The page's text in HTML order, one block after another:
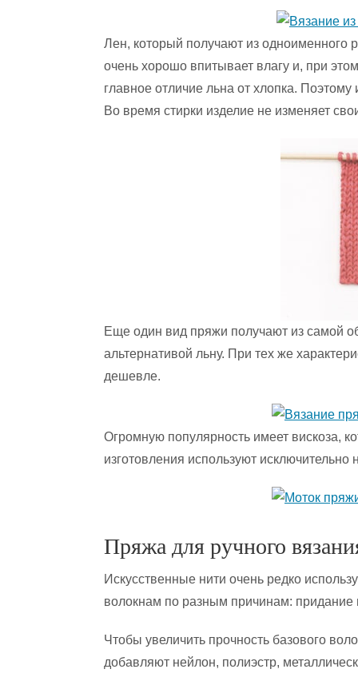
Лен, который получают из одноименного
очень хорошо впитывает влагу и, при
главное отличие льна от хлопка.
Во время стирки изделие не изменяет
Еще один вид пряжи получают из самой
альтернативой льну. При тех же
дешевле.
Огромную популярность имеет вискоза,
изготовления используют
Пряжа для ручного
Искусственные нити очень редко
волокнам по разным причинам: придание
Чтобы увеличить прочность базового
добавляют нейлон, полиэстр,